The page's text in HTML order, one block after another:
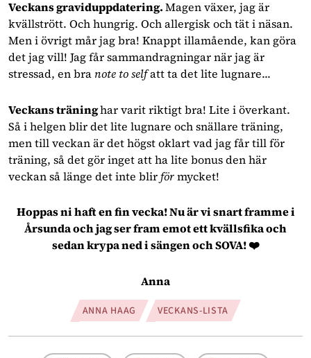
Veckans graviduppdatering.Magen växer, jag är
kvällstrött. Och hungrig. Och allergisk och tät i näsan.
Men i övrigt mår jag bra! Knappt illamående, kan göra
det jag vill! Jag får sammandragningar när jag är
stressad, en bra note to selfatt ta det lite lugnare...
Veckans träninghar varit riktigt bra! Lite i överkant.
Så i helgen blir det lite lugnare och snällare träning,
men till veckan är det högst oklart vad jag får till för
träning, så det gör inget att ha lite bonus den här
veckan så länge det inte blirförmycket!
Hoppas ni haft en fin vecka! Nu är vi snart framme i
Årsunda och jag ser fram emot ett kvällsfika och
sedan krypa ned i sängen och SOVA! ❤️
Anna
ANNA HAAG VECKANS-LISTA